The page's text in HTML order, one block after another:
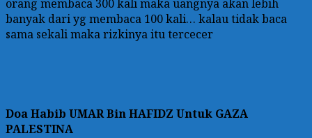
orang membaca 300 kali maka uangnya akan lebih
banyak dari yg membaca 100 kali… kalau tidak baca
sama sekali maka rizkinya itu tercecer
DoaHabib UMAR Bin HAFIDZ Untuk GAZA
PALESTINA